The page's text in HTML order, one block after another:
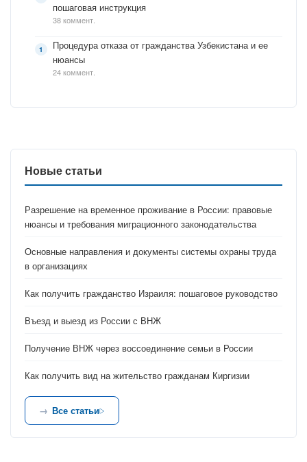
пошаговая инструкция
38 коммент.
Процедура отказа от гражданства Узбекистана и ее
нюансы
24 коммент.
Новые статьи
Разрешение на временное проживание в России: правовые
нюансы и требования миграционного законодательства
Основные направления и документы системы охраны труда
в организациях
Как получить гражданство Израиля: пошаговое руководство
Въезд и выезд из России с ВНЖ
Получение ВНЖ через воссоединение семьи в России
Как получить вид на жительство гражданам Киргизии
Все статьи